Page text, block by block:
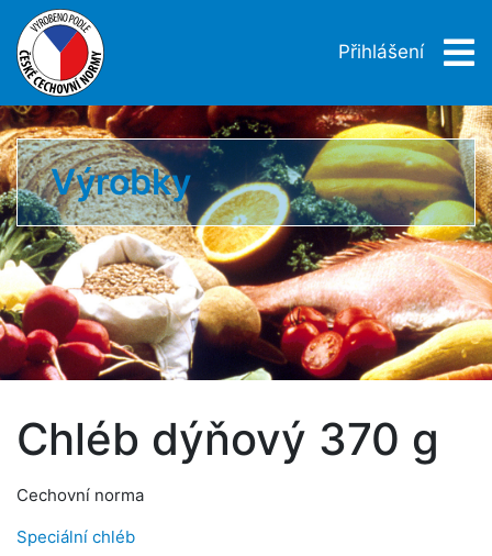
Přihlášení
Výrobky
Chléb dýňový 370 g
Cechovní norma
Speciální chléb